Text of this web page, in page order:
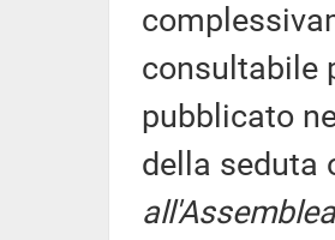
consultabile
pubblicato
della seduta